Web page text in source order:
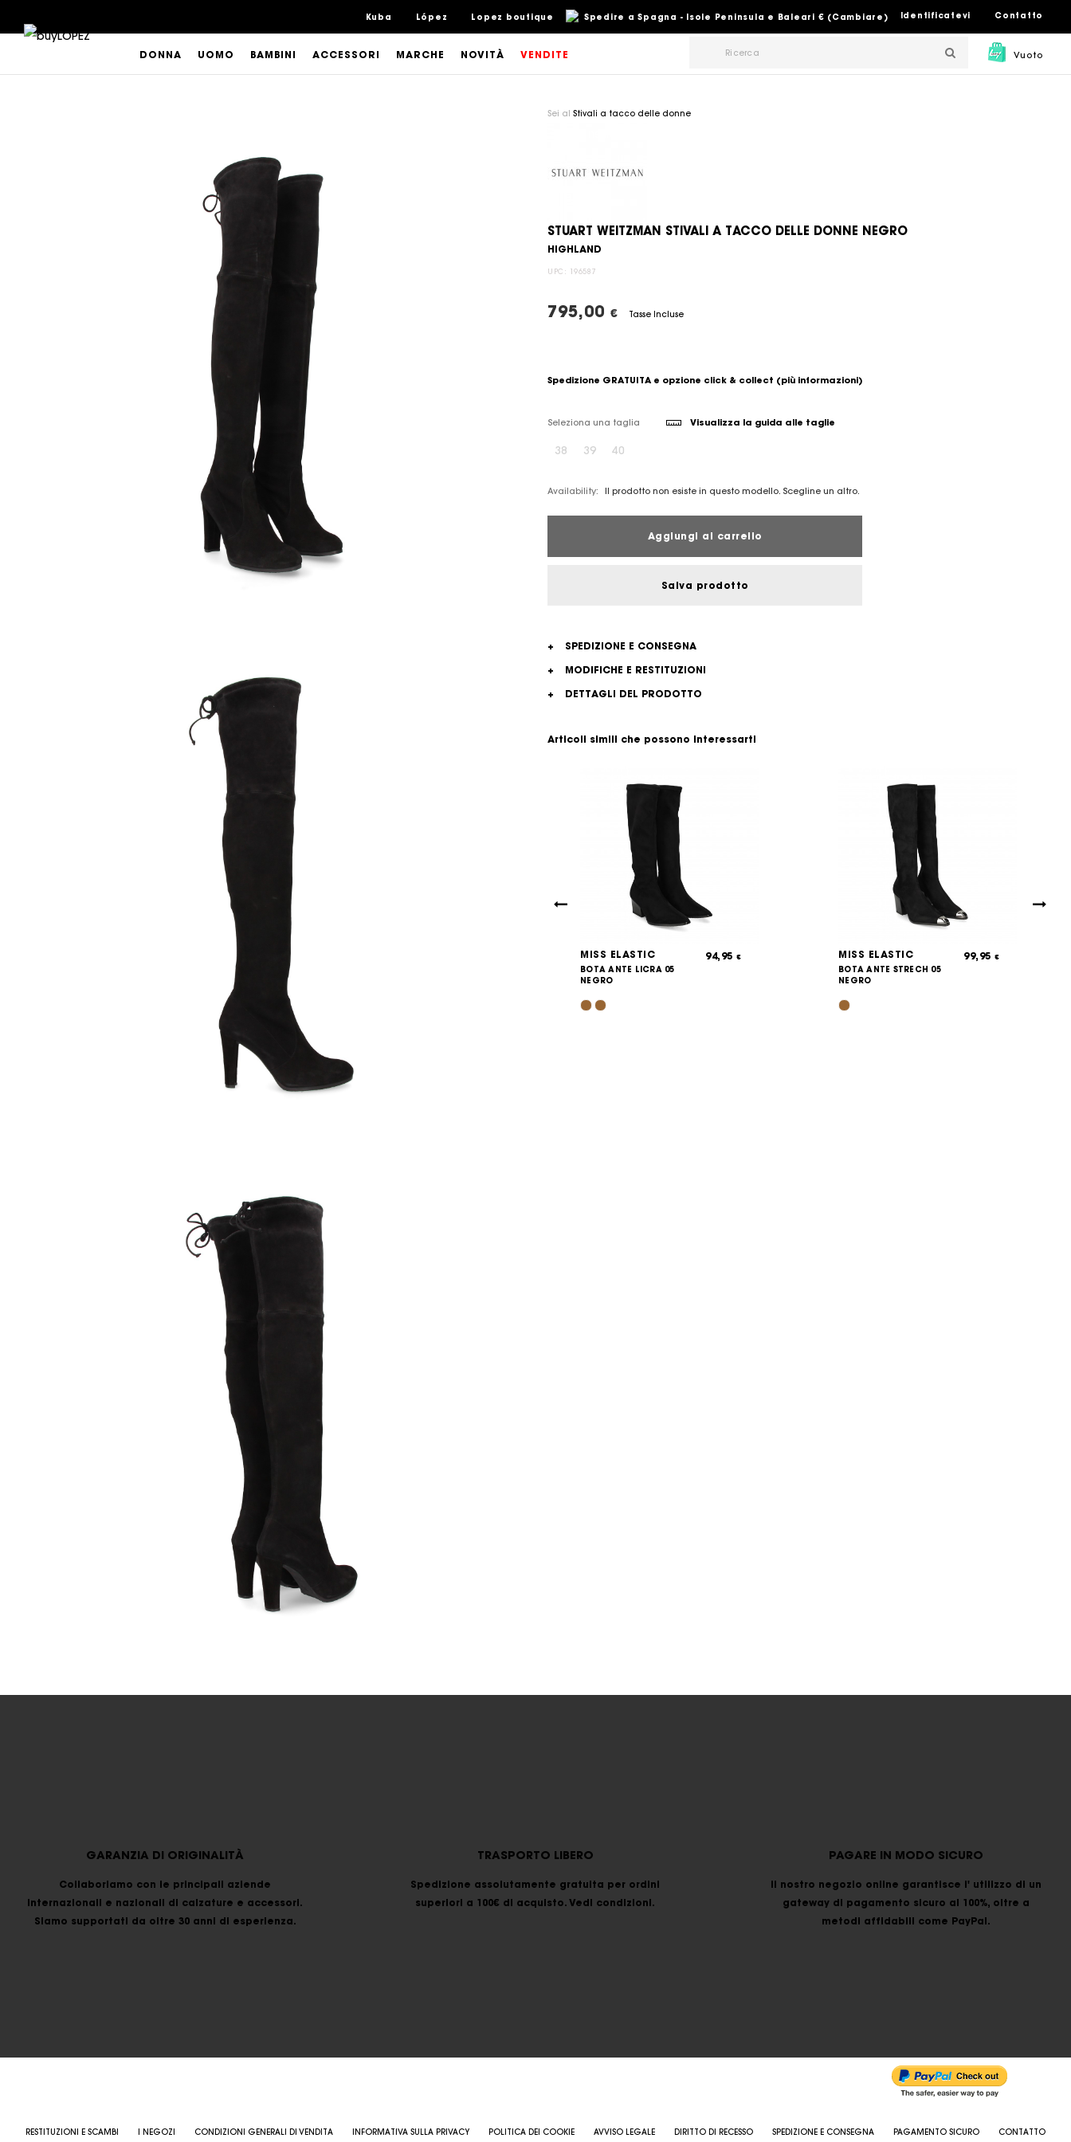
Contatto
Identificatevi
Spedire a Spagna - Isole Peninsula e Baleari € (Cambiare)
Kuba López Lopez boutique
Vuoto
DONNA UOMO BAMBINI ACCESSORI MARCHE NOVITÀ VENDITE
Sei al Stivali a tacco delle donne
STUART WEITZMAN STIVALI A TACCO DELLE DONNE NEGRO
HIGHLAND
UPC: 196587
795,00 € Tasse Incluse
Spedizione GRATUITA e opzione click & collect (più informazioni)
Seleziona una taglia Visualizza la guida alle taglie
38 39 40
Availability: Il prodotto non esiste in questo modello. Scegline un altro.
Aggiungi al carrello
Salva prodotto
+
SPEDIZIONE E CONSEGNA
+
MODIFICHE E RESTITUZIONI
+
DETTAGLI DEL PRODOTTO
Articoli simili che possono interessarti
MISS ELASTIC
BOTA ANTE LICRA 05
NEGRO
94,95€ MISS ELASTIC
BOTA ANTE STRECH 05
NEGRO
99,95€
GARANZIA DI ORIGINALITÀ
Collaboriamo con le principali aziende
internazionali e nazionali di calzature e accessori.
Siamo supportati da oltre 30 anni di esperienza.
TRASPORTO LIBERO
Spedizione assolutamente gratuita per ordini
superiori a 100€ di acquisto. Vedi condizioni.
PAGARE IN MODO SICURO
Il nostro negozio online garantisce l' utilizzo di un
gateway di pagamento sicuro al 100%, oltre a
metodi affidabili come PayPal.
RESTITUZIONI E SCAMBI I NEGOZI CONDIZIONI GENERALI DI VENDITA INFORMATIVA SULLA PRIVACY POLITICA DEI COOKIE AVVISO LEGALE DIRITTO DI RECESSO SPEDIZIONE E CONSEGNA PAGAMENTO SICURO CONTATTO